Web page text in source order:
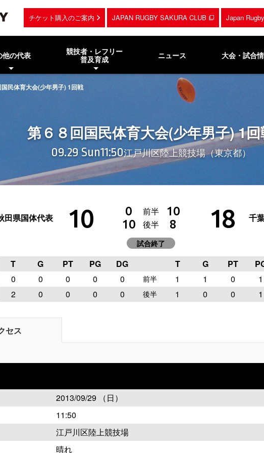
チケット購入のご案内 JAPAN RUGBY SAKURA CLUB Japan
他の代表
競技者・レフリー
普及育成
ニュース 大会・試合
民体育大会(少年男子) 1回戦
第６８回国民体育大会(少年男子) 1
09.29 Sun11:50江戸川区陸上競技場（東京都）
田県国体代表 10 0 前半
10
10
後半 8
試合終了
18 千
T G PT PG DG T G PT
0
0 0 0 0 前半 1 1 0 1
2
0 0 0 0 後半 1 0 0 1
セス
2013/09/29 （日）
11:50
江戸川区陸上競技場
晴れ